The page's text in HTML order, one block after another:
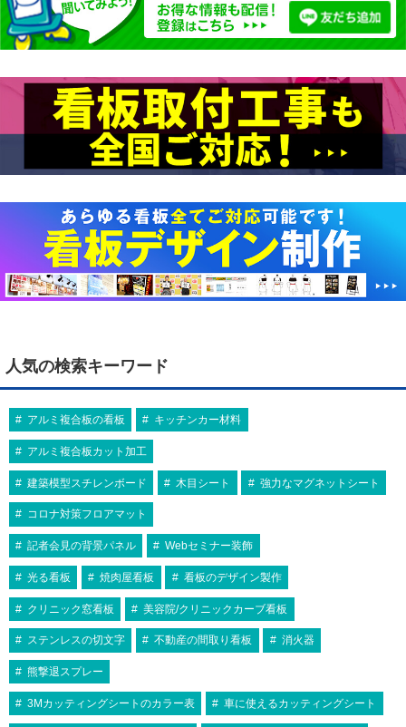
人気の検索キーワード
アルミ複合板の看板 キッチンカー材料
アルミ複合板カット加工
建築模型スチレンボード 木目シート 強力なマグネットシート
コロナ対策フロアマット
記者会見の背景パネル Webセミナー装飾
光る看板 焼肉屋看板 看板のデザイン製作
クリニック窓看板 美容院/クリニックカーブ看板
ステンレスの切文字 不動産の間取り看板 消火器
熊撃退スプレー
3Mカッティングシートのカラー表 車に使えるカッティングシート